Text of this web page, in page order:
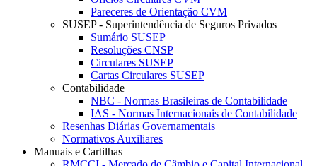
Pareceres de Orientação CVM
SUSEP - Superintendência de Seguros Privados
Sumário SUSEP
Resoluções CNSP
Circulares SUSEP
Cartas Circulares SUSEP
Contabilidade
NBC - Normas Brasileiras de Contabilidade
IAS - Normas Internacionais de Contabilidade
Resenhas Diárias Governamentais
Normativos Auxiliares
Manuais e Cartilhas